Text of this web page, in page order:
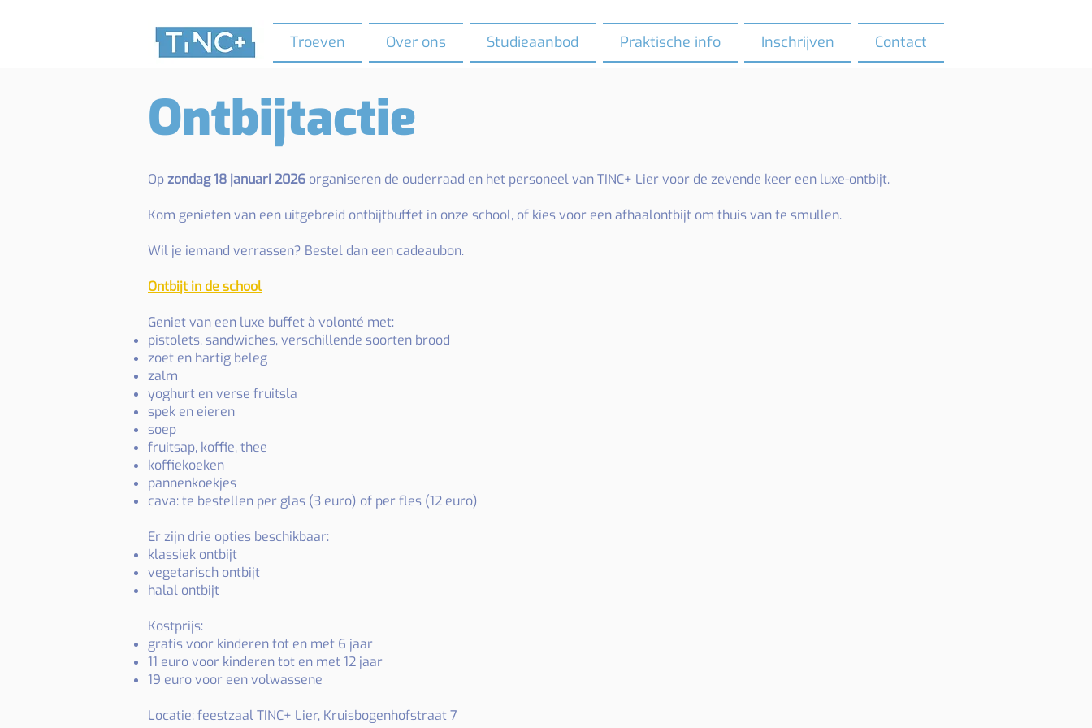
Troeven Over ons Studieaanbod Praktische info Inschrijven Contact
Ontbijtactie
Opzondag 18 januari 2026 organiseren de ouderraad en het personeel van TINC+ Lier voor de zevende keer een luxe-ontbijt.
​Kom genietenvan een uitgebreid ontbijtbuffet in onze school, of kies voor een afhaalontbijt om thuis van te smullen.
Wil je iemand verrassen? Bestel dan een cadeaubon.
Ontbijt in de school
Geniet van een luxe buffet à volonté met:
pistolets, sandwiches, verschillende soorten brood
zoet en hartig beleg
zalm
yoghurt en verse fruitsla
spek en eieren
soep
fruitsap, koffie, thee
koffiekoeken
pannenkoekjes
cava: te bestellen per glas (3 euro) of per fles (12 euro)
Er zijn drie opties beschikbaar:
klassiek ontbijt
vegetarisch ontbijt
halal ontbijt
Kostprijs:
gratis voor kinderen tot en met 6 jaar
11 euro voor kinderen tot en met 12 jaar
19 euro voor een volwassene
Locatie: feestzaal TINC+ Lier, Kruisbogenhofstraat 7